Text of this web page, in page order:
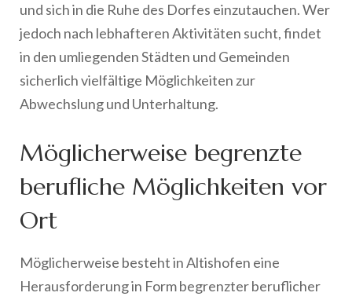
und sich in die Ruhe des Dorfes einzutauchen. Wer
jedoch nach lebhafteren Aktivitäten sucht, findet
in den umliegenden Städten und Gemeinden
sicherlich vielfältige Möglichkeiten zur
Abwechslung und Unterhaltung.
Möglicherweise begrenzte
berufliche Möglichkeiten vor
Ort
Möglicherweise besteht in Altishofen eine
Herausforderung in Form begrenzter beruflicher